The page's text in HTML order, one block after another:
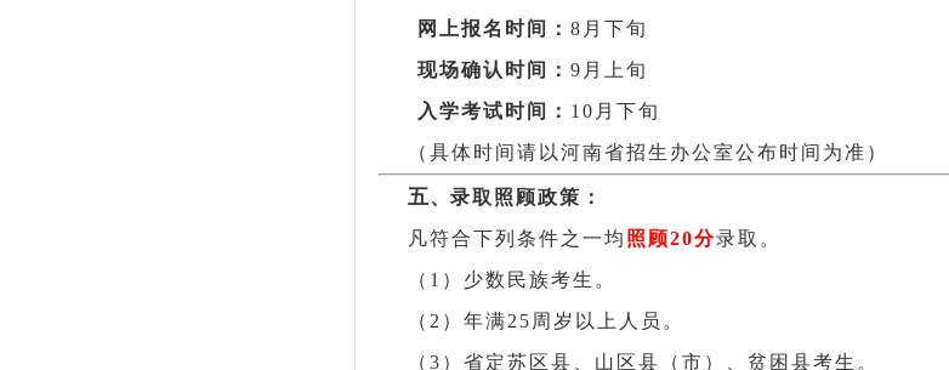
网上报名时间： 8月下旬
现场确认时间： 9月上旬
入学考试时间： 10月下旬
（具体时间请以河南省招生办公室公布时间为准）
五、录取照顾政策：
凡符合下列条件之一均 照顾20分录取。
（1）少数民族考生。
（2）年满25周岁以上人员。
（3）省定苏区县、山区县（市）、贫困县考生。